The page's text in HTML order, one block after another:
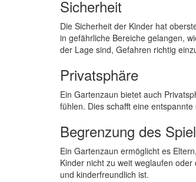
Sicherheit
Die Sicherheit der Kinder hat
in gefährliche Bereiche gelangen,
der Lage sind, Gefahren richtig
Privatsphäre
Ein Gartenzaun bietet auch
fühlen. Dies schafft eine
Begrenzung des
Ein Gartenzaun ermöglicht es
Kinder nicht zu weit weglaufen
und kinderfreundlich ist.